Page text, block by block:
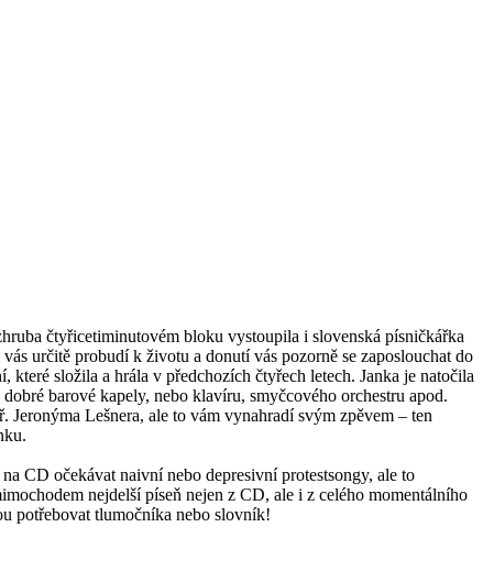
čtyřicetiminutovém bloku vystoupila i slovenská písničkářka
určitě probudí k životu a donutí vás pozorně se zaposlouchat do
složila a hrála v předchozích čtyřech letech. Janka je natočila
barové kapely, nebo klavíru, smyčcového orchestru apod.
Lešnera, ale to vám vynahradí svým zpěvem – ten
CD očekávat naivní nebo depresivní protestsongy, ale to
nejdelší píseň nejen z CD, ale i z celého momentálního
potřebovat tlumočníka nebo slovník!